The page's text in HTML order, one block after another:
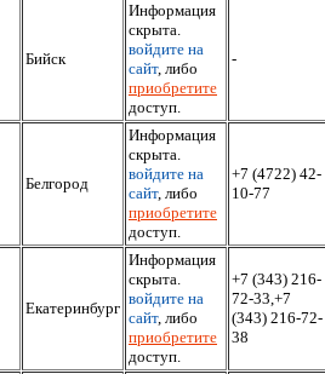
Бийск
Информация
скрыта.
войдите на
сайт, либо
приобретите
доступ.
-
Белгород
Информация
скрыта.
войдите на
сайт, либо
приобретите
доступ.
+7 (4722) 42-
10-77
Екатеринбург
Информация
скрыта.
войдите на
сайт, либо
приобретите
доступ.
+7 (343) 216-
72-33,+7
(343) 216-72-
38